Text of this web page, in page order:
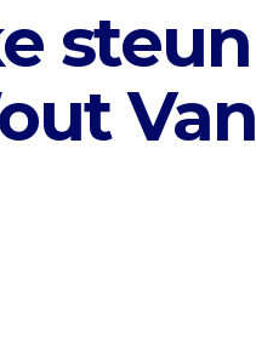
steun
Van